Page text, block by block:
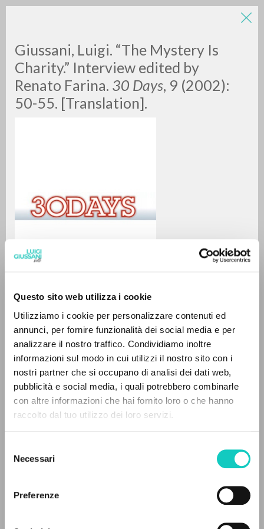
Questo sito web utilizza i cookie
Utilizziamo i cookie per personalizzare contenuti ed
annunci, per fornire funzionalità dei social media e per
analizzare il nostro traffico. Condividiamo inoltre
informazioni sul modo in cui utilizzi il nostro sito con i
nostri partner che si occupano di analisi dei dati web,
pubblicità e social media, i quali potrebbero combinarle
con altre informazioni che hai fornito loro o che hanno
raccolto dal tuo utilizzo dei loro servizi.
delNecessari
Preferenze
Giussani, Luigi. “The Mystery Is
Charity.” Interview edited by
Renato Farina. 30 Days, 9 (2002):
50-55. [Translation].
Interview
Giussani Luigi
30 Days
2002
Pages: 6
LATEST UPDATE
27/02/2020
READ THE FULL TEXT OF THE AVAILABLE
LUIGI
GIUSSANI
0RESULTS FOUND
MORE RESULTS